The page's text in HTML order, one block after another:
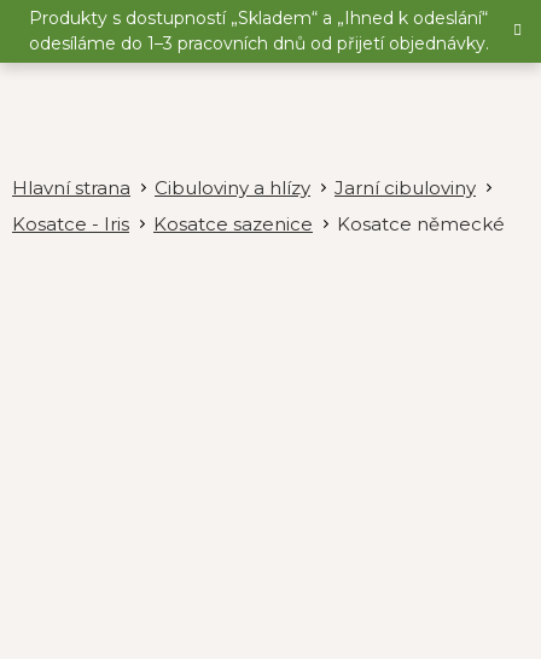
Přejít
obsah
Produkty s dostupností „Skladem“ a „Ihned k odeslání“
odesíláme do 1–3 pracovních dnů od přijetí objednávky.
Cibuloviny a hlízy
Jarní cibuloviny
Kosatce - Iris
Kosatce sazenice Kosatce německé